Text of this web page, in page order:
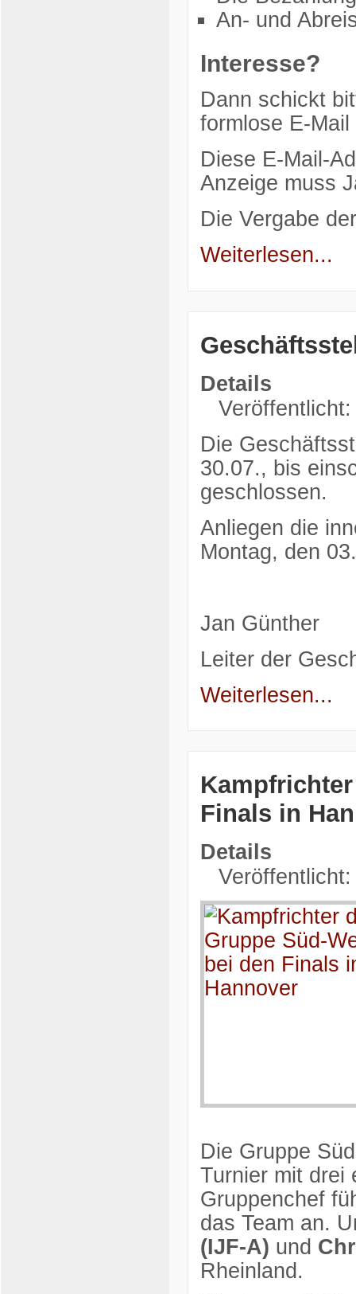
An- und
Interesse?
Dann schickt
formlose E-Mail
Diese E-Mail-
Anzeige muss
Die Vergabe
Weiterlesen...
Details
Die
30.07., bis
geschlossen.
Anliegen die
Montag, den
Jan Günther
Leiter der
Weiterlesen...
Finals in
Details
Die Gruppe
Turnier mit drei
Gruppenchef
das Team an.
(IJF-A) und
Rheinland.